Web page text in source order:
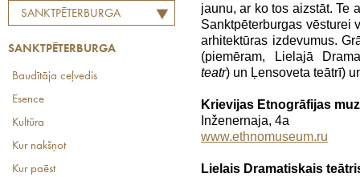
SANKTPĒTERBURGA
SANKTPĒTERBURGA
Baudītāja ceļvedis
Esence
Kultūra
Kur nakšņot
Kur paēst
jaunu, ar ko tos aizstāt. Te
Sanktpēterburgas vēsturei
arhitektūras izdevumus.
(piemēram, Lielajā
teatr) un Ļensoveta teātrī)
Krievijas Etnogrāfijas
Inženernaja, 4a
www.ethnomuseum.ru
Lielais Dramatiskais